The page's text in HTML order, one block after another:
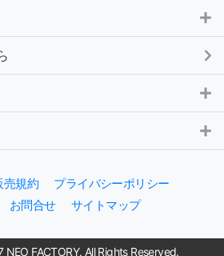
売規約
プライバシーポリシー
お問合せ サイトマップ
FACTORY. All Rights Reserved.